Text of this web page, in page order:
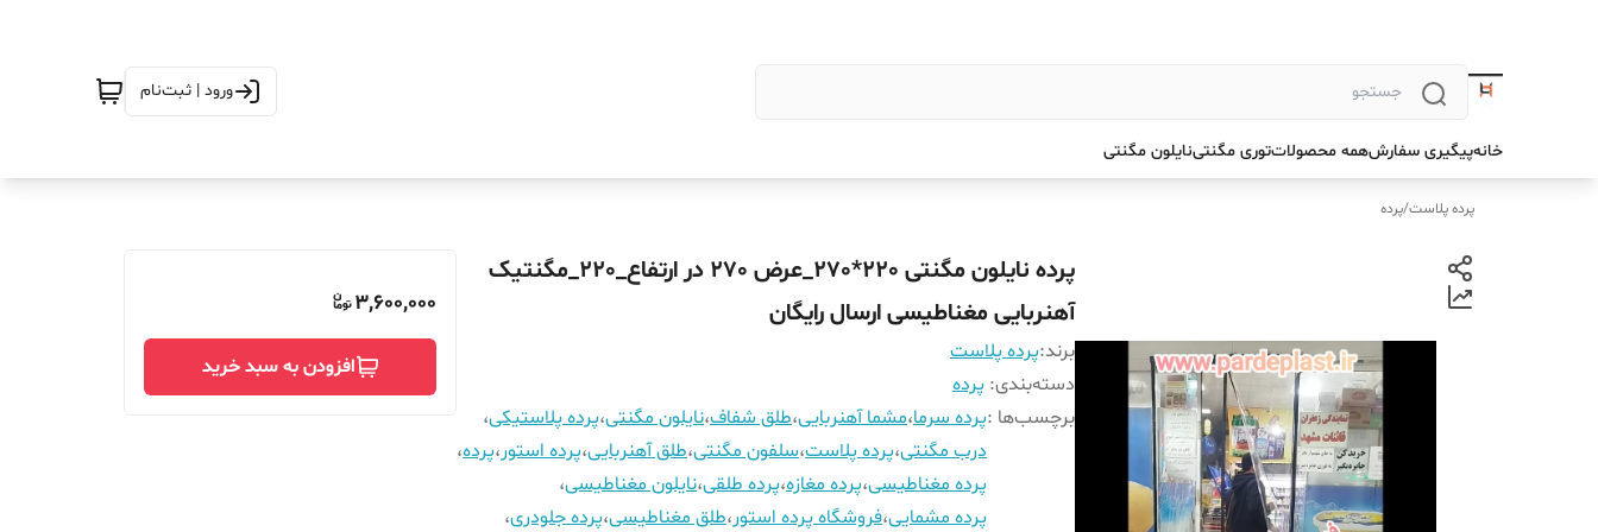
ورود | ثبت‌نام
خانهپیگیری سفارشهمه محصولاتتوری مگنتینایلون مگنتی
پرده پلاست/پرده
پرده نایلون مگنتی 220*270_عرض 270 در ارتفاع_220_مگنتیک
آهنربایی مغناطیسی ارسال رایگان
برند:پرده پلاست
دسته‌بندی: پرده
برچسب‌ها :پرده سرما،مشما آهنربایی،طلق شفاف،نایلون مگنتی،پرده پلاستیکی،
درب مگنتی،پرده پلاست،سلفون مگنتی،طلق آهنربایی،پرده استور،پرده،
پرده مغناطیسی،پرده مغازه،پرده طلقی،نایلون مغناطیسی،
پرده مشمایی،فروشگاه پرده استور،طلق مغناطیسی،پرده جلودری،
3,600,000
افزودن به سبد خرید